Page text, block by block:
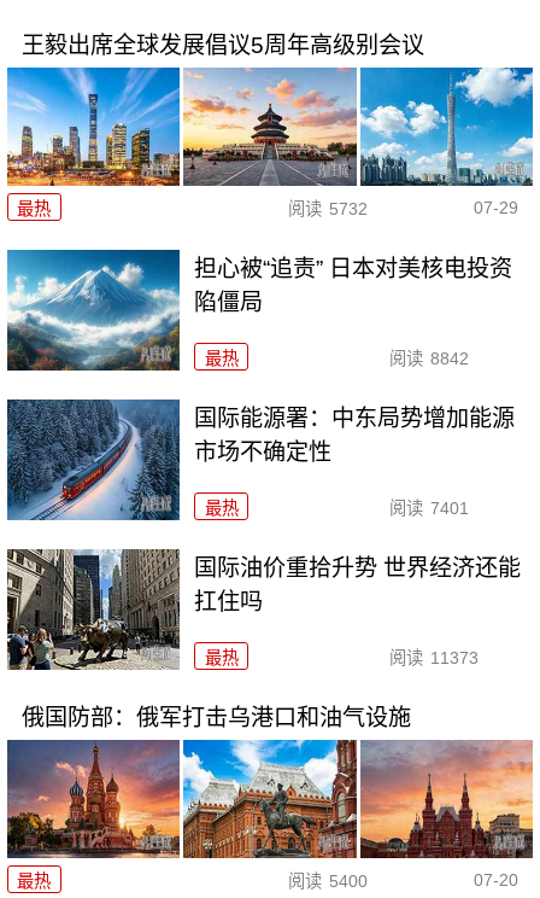
王毅出席全球发展倡议5周年高级别会议
最热 阅读 5732 07-29
担心被“追责” 日本对美核电投资
陷僵局
最热 阅读 8842
国际能源署：中东局势增加能源
市场不确定性
最热 阅读 7401
国际油价重拾升势 世界经济还能
扛住吗
最热 阅读 11373
俄国防部：俄军打击乌港口和油气设施
最热 阅读 5400 07-20